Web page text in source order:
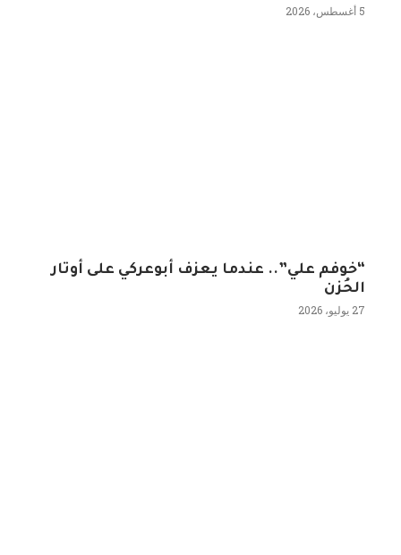
5 أغسطس، 2026
“خوفم علي”.. عندما يعزف أبوعركي على أوتار
الحُزن
27 يوليو، 2026